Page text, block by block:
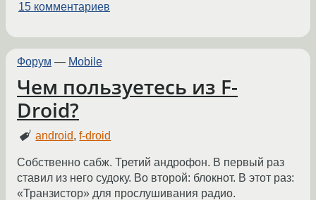
15 комментариев
Форум — Mobile
Чем пользуетесь из F-
Droid?
android,f-droid
Собственно сабж. Третий андрофон. В первый раз
ставил из него судоку. Во второй: блокнот. В этот раз:
«Транзистор» для прослушивания радио.